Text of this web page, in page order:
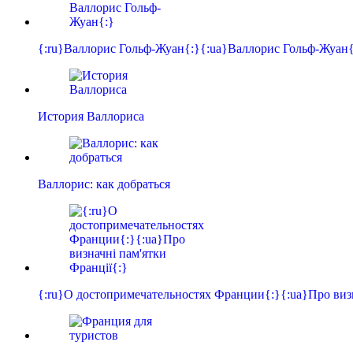
{:ru}Валлорис Гольф-Жуан{:}{:ua}Валлорис Гольф-
История Валлориса
Валлорис: как добраться
{:ru}О достопримечательностях Франции{:}{:ua}Про